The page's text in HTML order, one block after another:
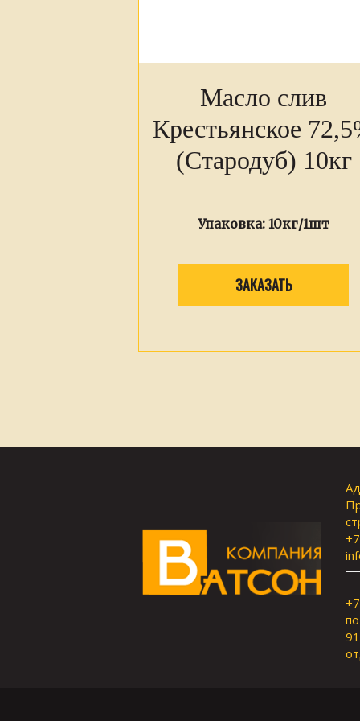
Масло слив
Крестьянское
(Стародуб) 10кг
Упаковка: 10кг/1шт
ЗАКАЗАТЬ